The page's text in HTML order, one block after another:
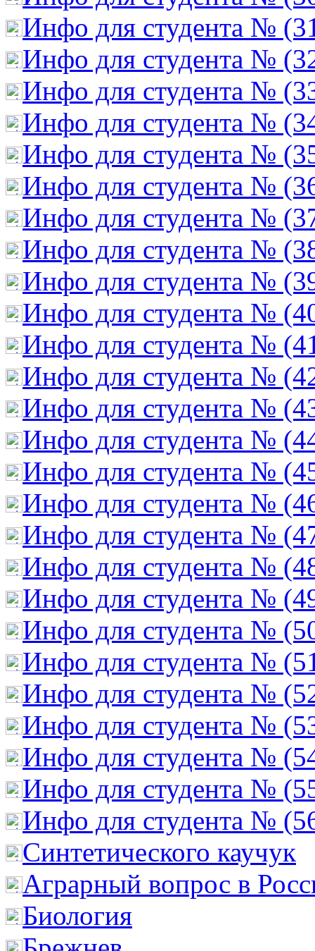
Инфо для студента №
Инфо для студента №
Инфо для студента №
Инфо для студента №
Инфо для студента №
Инфо для студента №
Инфо для студента №
Инфо для студента №
Инфо для студента №
Инфо для студента №
Инфо для студента №
Инфо для студента №
Инфо для студента №
Инфо для студента №
Инфо для студента №
Инфо для студента №
Инфо для студента №
Инфо для студента №
Инфо для студента №
Инфо для студента №
Инфо для студента №
Инфо для студента №
Инфо для студента №
Инфо для студента №
Инфо для студента №
Инфо для студента №
Cинтетического каучук
Аграрный вопрос в
Биология